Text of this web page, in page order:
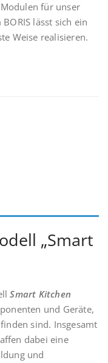
für unser
lässt sich ein
Weise realisieren.
„Smart
Smart Kitchen
und Geräte,
sind. Insgesamt
dabei eine
und